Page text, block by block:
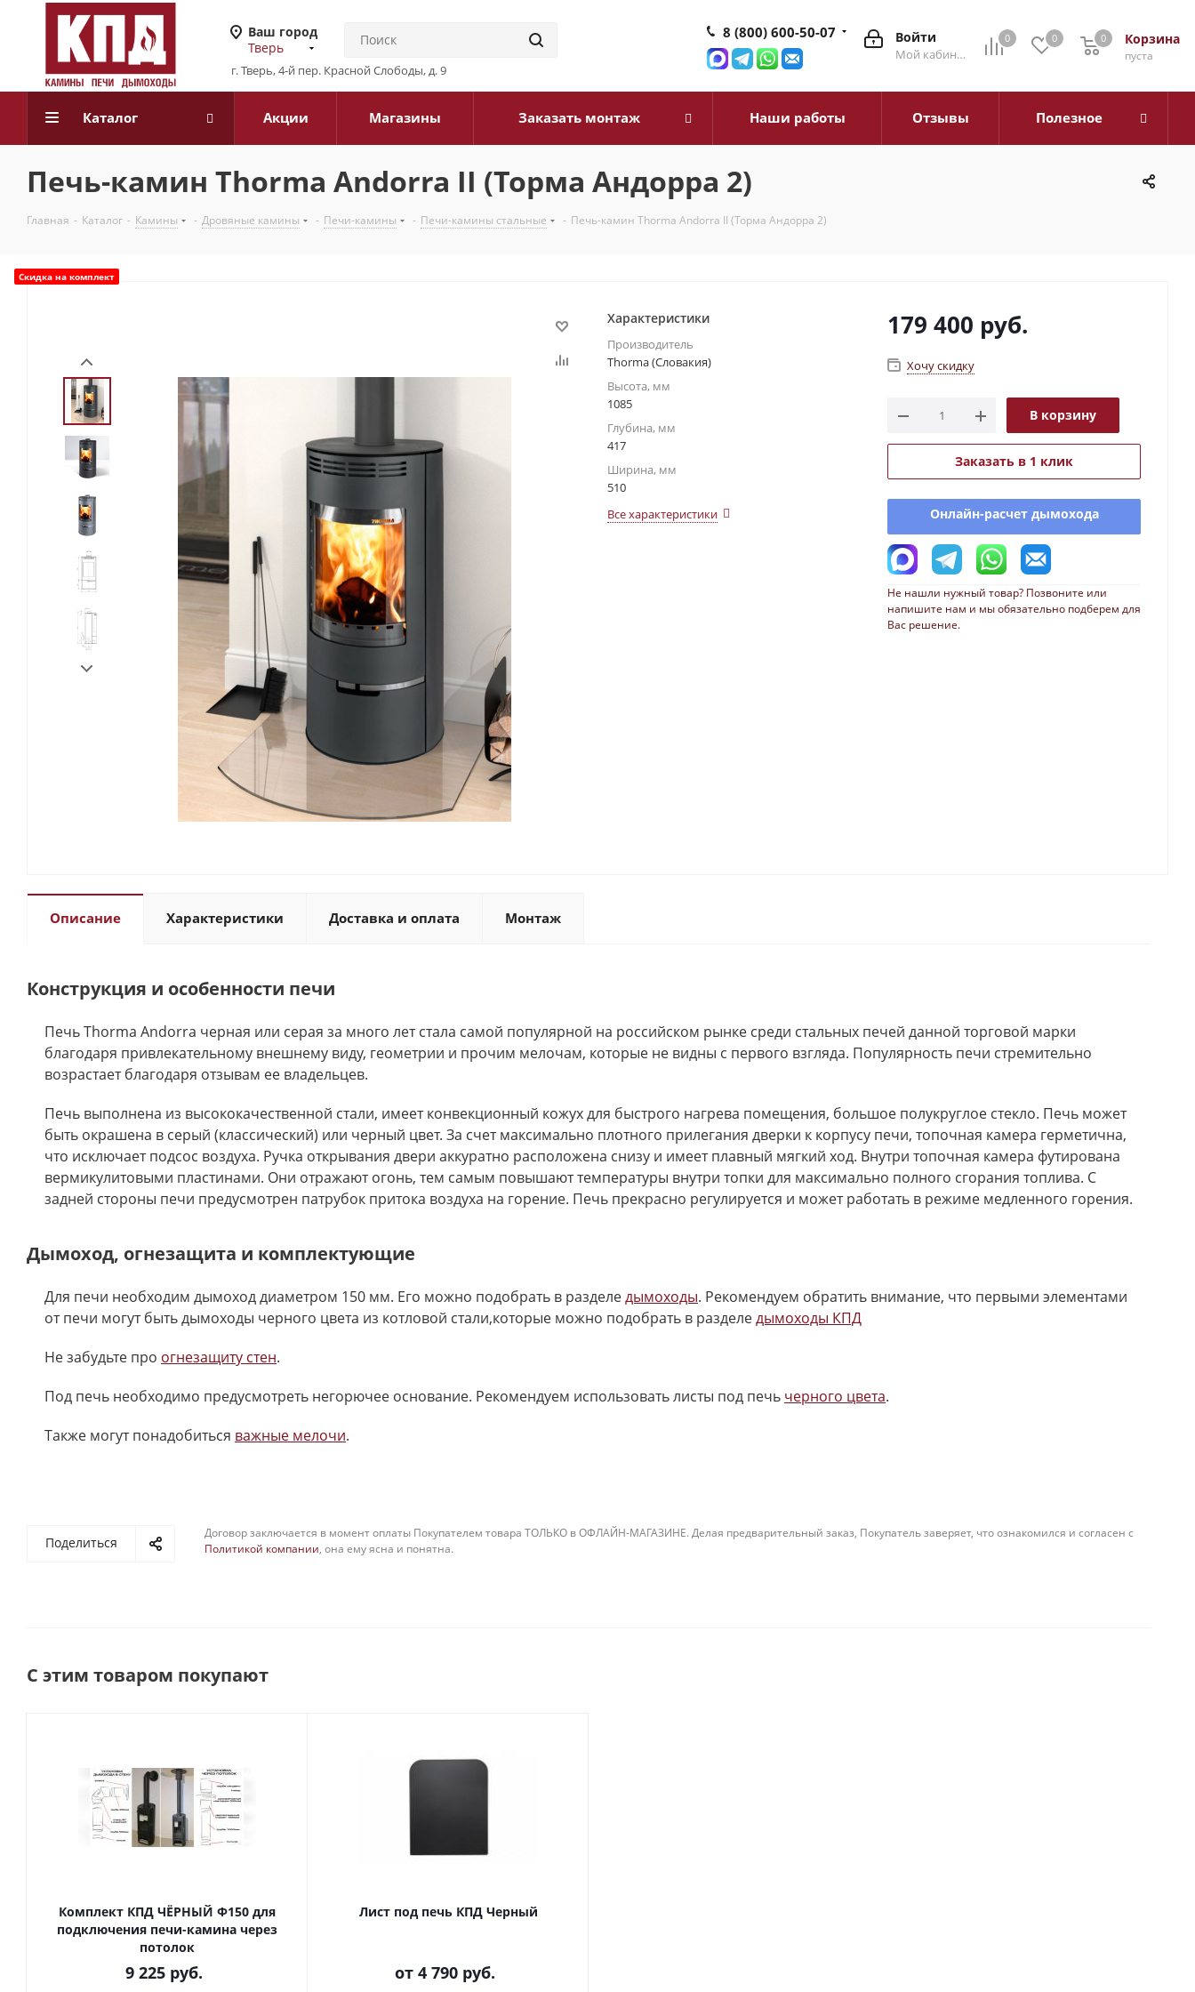
Ваш город
Тверь
г. Тверь, 4-й пер. Красной Слободы, д. 9
0 0 Корзина
0
пуста
0
Войти
Мой кабинет
8 (800) 600-50-07
Каталог Акции Магазины Заказать монтаж Наши работы Отзывы Полезное
Печь-камин Thorma Andorra II (Торма Андорра 2)
Главная - Каталог - Камины - Дровяные камины - Печи-камины - Печи-камины стальные - Печь-камин Thorma Andorra II (Торма Андорра 2)
Скидка на комплект
Характеристики
Производитель
Thorma (Словакия)
Высота, мм
1085
Глубина, мм
417
Ширина, мм
510
Все характеристики
179 400 руб.
Хочу скидку
В корзину
Заказать в 1 клик
Онлайн-расчет дымохода
Не нашли нужный товар? Позвоните или
напишите нам и мы обязательно подберем для
Вас решение.
Описание Характеристики Доставка и оплата Монтаж
Конструкция и особенности печи
Печь Thorma Andorra черная или серая за много лет стала самой популярной на российском рынке среди стальных печей данной торговой марки
благодаря привлекательному внешнему виду, геометрии и прочим мелочам, которые не видны с первого взгляда. Популярность печи стремительно
возрастает благодаря отзывам ее владельцев.
Печь выполнена из высококачественной стали, имеет конвекционный кожух для быстрого нагрева помещения, большое полукруглое стекло. Печь может
быть окрашена в серый (классический) или черный цвет. За счет максимально плотного прилегания дверки к корпусу печи, топочная камера герметична,
что исключает подсос воздуха. Ручка открывания двери аккуратно расположена снизу и имеет плавный мягкий ход. Внутри топочная камера футирована
вермикулитовыми пластинами. Они отражают огонь, тем самым повышают температуры внутри топки для максимально полного сгорания топлива. С
задней стороны печи предусмотрен патрубок притока воздуха на горение. Печь прекрасно регулируется и может работать в режиме медленного горения.
Дымоход, огнезащита и комплектующие
Для печи необходим дымоход диаметром 150 мм. Его можно подобрать в разделедымоходы. Рекомендуем обратить внимание, что первыми элементами
от печи могут быть дымоходы черного цвета из котловой стали,которые можно подобрать в разделедымоходы КПД
Не забудьте про огнезащиту стен.
Под печь необходимо предусмотреть негорючее основание. Рекомендуем использовать листы под печь черного цвета.
Также могут понадобиться важные мелочи.
Поделиться
Договор заключается в момент оплаты Покупателем товара ТОЛЬКО в ОФЛАЙН-МАГАЗИНЕ. Делая предварительный заказ, Покупатель заверяет, что ознакомился и согласен с
Политикой компании, она ему ясна и понятна.
С этим товаром покупают
Комплект КПД ЧЁРНЫЙ Ф150 для
подключения печи-камина через
потолок
9 225 руб.
Лист под печь КПД Черный
от 4 790 руб.